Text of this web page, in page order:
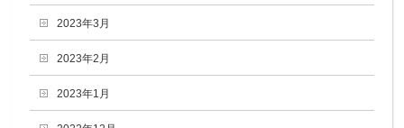
2023年3月
2023年2月
2023年1月